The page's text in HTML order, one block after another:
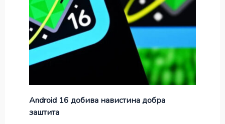
Android 16 добива навистина добра
заштита